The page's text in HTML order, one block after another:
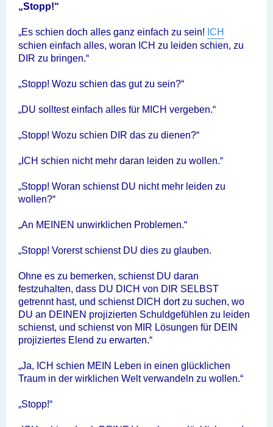
„Stopp!“
„Es schien doch alles ganz einfach zu sein! ICH
schien einfach alles, woran ICH zu leiden schien, zu
DIR zu bringen.“
„Stopp! Wozu schien das gut zu sein?“
„DU solltest einfach alles für MICH vergeben.“
„Stopp! Wozu schien DIR das zu dienen?“
„ICH schien nicht mehr daran leiden zu wollen.“
„Stopp! Woran schienst DU nicht mehr leiden zu
wollen?“
„An MEINEN unwirklichen Problemen.“
„Stopp! Vorerst schienst DU dies zu glauben.
Ohne es zu bemerken, schienst DU daran
festzuhalten, dass DU DICH von DIR SELBST
getrennt hast, und schienst DICH dort zu suchen, wo
DU an DEINEN projizierten Schuldgefühlen zu leiden
schienst, und schienst von MIR Lösungen für DEIN
projiziertes Elend zu erwarten.“
„Ja, ICH schien MEIN Leben in einen glücklichen
Traum in der wirklichen Welt verwandeln zu wollen.“
„Stopp!“